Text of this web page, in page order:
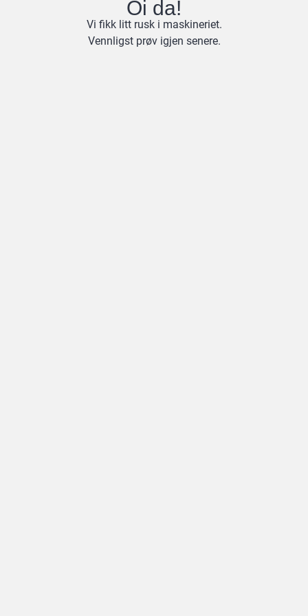
Oi da!
Vi fikk litt rusk i maskineriet.
Vennligst prøv igjen senere.